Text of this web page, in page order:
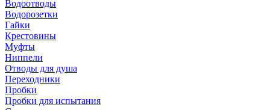
Водоотводы
Водорозетки
Гайки
Крестовины
Муфты
Ниппели
Отводы для душа
Переходники
Пробки
Пробки для испытания